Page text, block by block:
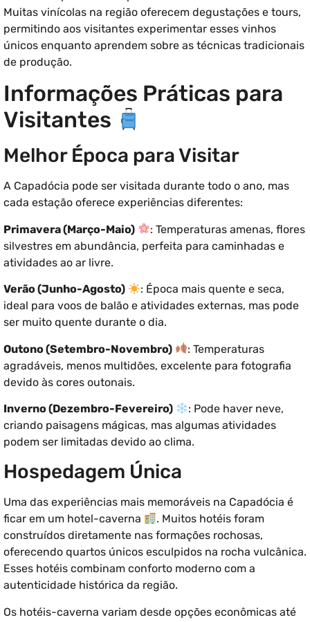
Muitas vinícolas na região oferecem degustações e tours,
permitindo aos visitantes experimentar esses vinhos
únicos enquanto aprendem sobre as técnicas tradicionais
de produção.
Informações Práticas para
Visitantes
Melhor Época para Visitar
A Capadócia pode ser visitada durante todo o ano, mas
cada estação oferece experiências diferentes:
Primavera (Março-Maio)
: Temperaturas amenas, flores
silvestres em abundância, perfeita para caminhadas e
atividades ao ar livre.
Verão (Junho-Agosto)
: Época mais quente e seca,
ideal para voos de balão e atividades externas, mas pode
ser muito quente durante o dia.
Outono (Setembro-Novembro)
: Temperaturas
agradáveis, menos multidões, excelente para fotografia
devido às cores outonais.
Inverno (Dezembro-Fevereiro)
: Pode haver neve,
criando paisagens mágicas, mas algumas atividades
podem ser limitadas devido ao clima.
Hospedagem Única
Uma das experiências mais memoráveis na Capadócia é
ficar em um hotel-caverna
. Muitos hotéis foram
construídos diretamente nas formações rochosas,
oferecendo quartos únicos esculpidos na rocha vulcânica.
Esses hotéis combinam conforto moderno com a
autenticidade histórica da região.
Os hotéis-caverna variam desde opções econômicas até